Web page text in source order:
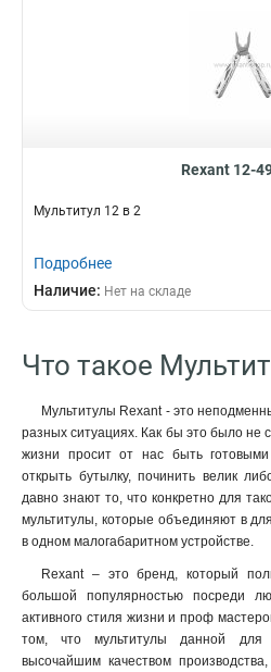
Rexant 12-
Мультитул 12 в 2
Подробнее
Наличие: Нет на складе
Что такое
Мультитулы Rexant - это
разных ситуациях. Как бы это было не
жизни просит от нас быть
открыть бутылку, починить велик
давно знают то, что конкретно для
мультитулы, которые объединяют в
в одном малогабаритном устройстве.
Rexant – это бренд, который
большой популярностью посреди
активного стиля жизни и проф
том, что мультитулы данной для
высочайшим качеством